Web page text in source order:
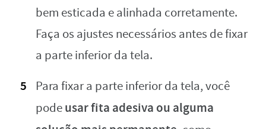
bem esticada e alinhada corretamente.
Faça os ajustes necessários antes de fixar
a parte inferior da tela.
Para fixar a parte inferior da tela, você
podeusar fita adesiva ou alguma